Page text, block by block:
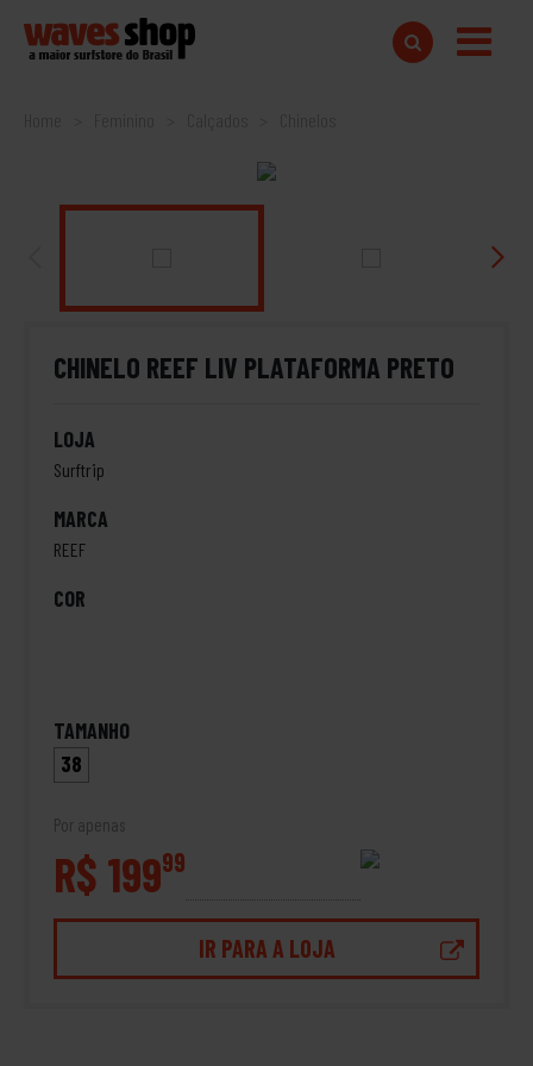
Home Feminino
CHINELO REEF LIV PLATAFORMA PRETO
LOJA
Surftrip
MARCA
REEF
COR
TAMANHO
38
Por apenas
R$ 19999
IR PARA A LOJA